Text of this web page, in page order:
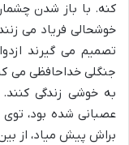
کنه. با باز شدن
خوشحالی فریاد می
تصمیم می گیرند
جنگلی خداحافظی می
به خوشی زندگی
عصبانی شده بود، توی
براش پیش میاد، از